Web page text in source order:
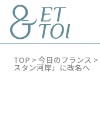
TOP > 今日のフランス >
スタン河岸」に改名へ